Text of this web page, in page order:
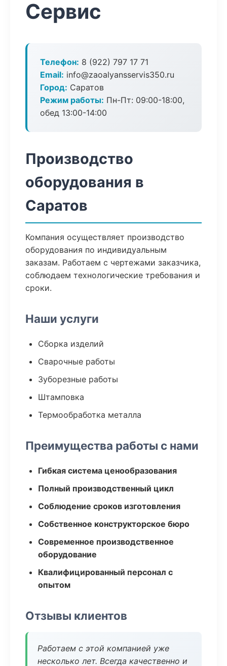
Сервис
Телефон: 8 (922) 797 17 71
Email: info@zaoalyansservis350.ru
Город: Саратов
Режим работы: Пн-Пт: 09:00-18:00,
обед 13:00-14:00
Производство
оборудования в
Саратов
Компания осуществляет производство
оборудования по индивидуальным
заказам. Работаем с чертежами заказчика,
соблюдаем технологические требования и
сроки.
Наши услуги
Сборка изделий
Сварочные работы
Зуборезные работы
Штамповка
Термообработка металла
Преимущества работы с нами
Гибкая система ценообразования
Полный производственный цикл
Соблюдение сроков изготовления
Собственное конструкторское бюро
Современное производственное
оборудование
Квалифицированный персонал с
опытом
Отзывы клиентов
Работаем с этой компанией уже
несколько лет. Всегда качественно и